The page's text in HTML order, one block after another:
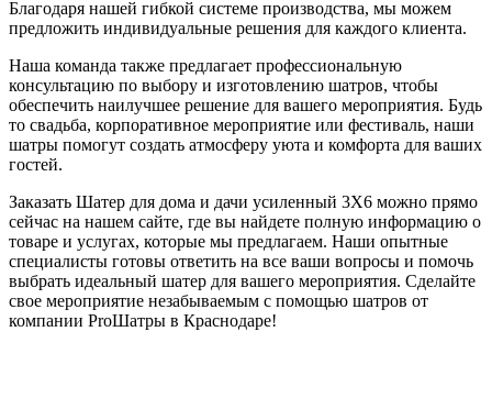
Благодаря нашей гибкой системе производства, мы можем
предложить индивидуальные решения для каждого клиента.
Наша команда также предлагает профессиональную
консультацию по выбору и изготовлению шатров, чтобы
обеспечить наилучшее решение для вашего мероприятия. Будь
то свадьба, корпоративное мероприятие или фестиваль, наши
шатры помогут создать атмосферу уюта и комфорта для ваших
гостей.
Заказать Шатер для дома и дачи усиленный 3X6 можно прямо
сейчас на нашем сайте, где вы найдете полную информацию о
товаре и услугах, которые мы предлагаем. Наши опытные
специалисты готовы ответить на все ваши вопросы и помочь
выбрать идеальный шатер для вашего мероприятия. Сделайте
свое мероприятие незабываемым с помощью шатров от
компании ProШатры в Краснодаре!